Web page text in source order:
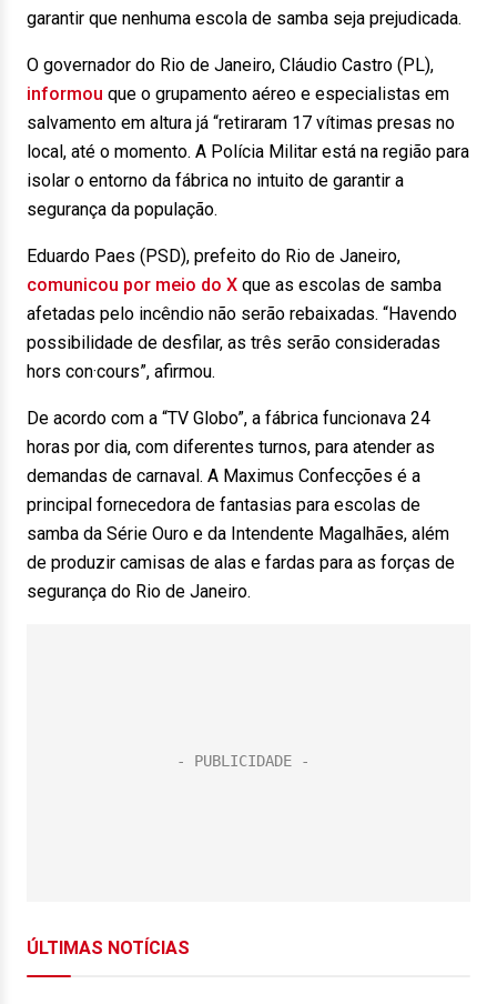
garantir que nenhuma escola de samba seja prejudicada.
O governador do Rio de Janeiro, Cláudio Castro (PL),
informou que o grupamento aéreo e especialistas em
salvamento em altura já “retiraram 17 vítimas presas no
local, até o momento. A Polícia Militar está na região para
isolar o entorno da fábrica no intuito de garantir a
segurança da população.
Eduardo Paes (PSD), prefeito do Rio de Janeiro,
comunicou por meio do X que as escolas de samba
afetadas pelo incêndio não serão rebaixadas. “Havendo
possibilidade de desfilar, as três serão consideradas
hors con·cours”, afirmou.
De acordo com a “TV Globo”, a fábrica funcionava 24
horas por dia, com diferentes turnos, para atender as
demandas de carnaval. A Maximus Confecções é a
principal fornecedora de fantasias para escolas de
samba da Série Ouro e da Intendente Magalhães, além
de produzir camisas de alas e fardas para as forças de
segurança do Rio de Janeiro.